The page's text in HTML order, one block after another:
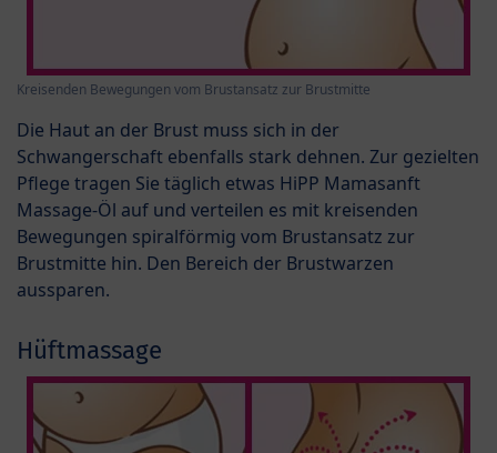
Kreisenden Bewegungen vom Brustansatz zur Brustmitte
Die Haut an der Brust muss sich in der
Schwangerschaft ebenfalls stark dehnen. Zur gezielten
Pflege tragen Sie täglich etwas HiPP Mamasanft
Massage-Öl auf und verteilen es mit kreisenden
Bewegungen spiralförmig vom Brustansatz zur
Brustmitte hin. Den Bereich der Brustwarzen
aussparen.
Hüftmassage